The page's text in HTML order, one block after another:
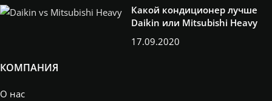
Какой кондиционер лучше
Daikin или Mitsubishi Heavy
17.09.2020
КОМПАНИЯ
О нас